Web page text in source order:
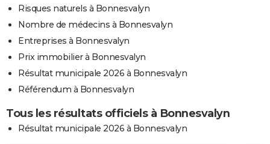
Risques naturels à Bonnesvalyn
Nombre de médecins à Bonnesvalyn
Entreprises à Bonnesvalyn
Prix immobilier à Bonnesvalyn
Résultat municipale 2026 à Bonnesvalyn
Référendum à Bonnesvalyn
Tous les résultats officiels à Bonnesvalyn
Résultat municipale 2026 à Bonnesvalyn